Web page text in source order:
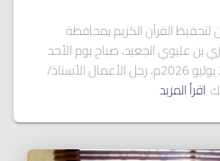
القرآن الكريم بمحافظة
عليوي الجعيد، صباح يوم الأحد
12 صفر 1448هـ الموافق 26 يوليو 2026م، رجل الأعمال الأستاذ/
اقرأ المزيد